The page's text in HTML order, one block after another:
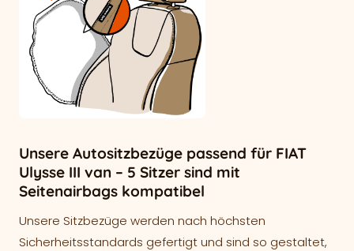
Unsere Autositzbezüge passend für FIAT
Ulysse III van – 5 Sitzer sind mit
Seitenairbags kompatibel
Unsere Sitzbezüge werden nach höchsten
Sicherheitsstandards gefertigt und sind so gestaltet,